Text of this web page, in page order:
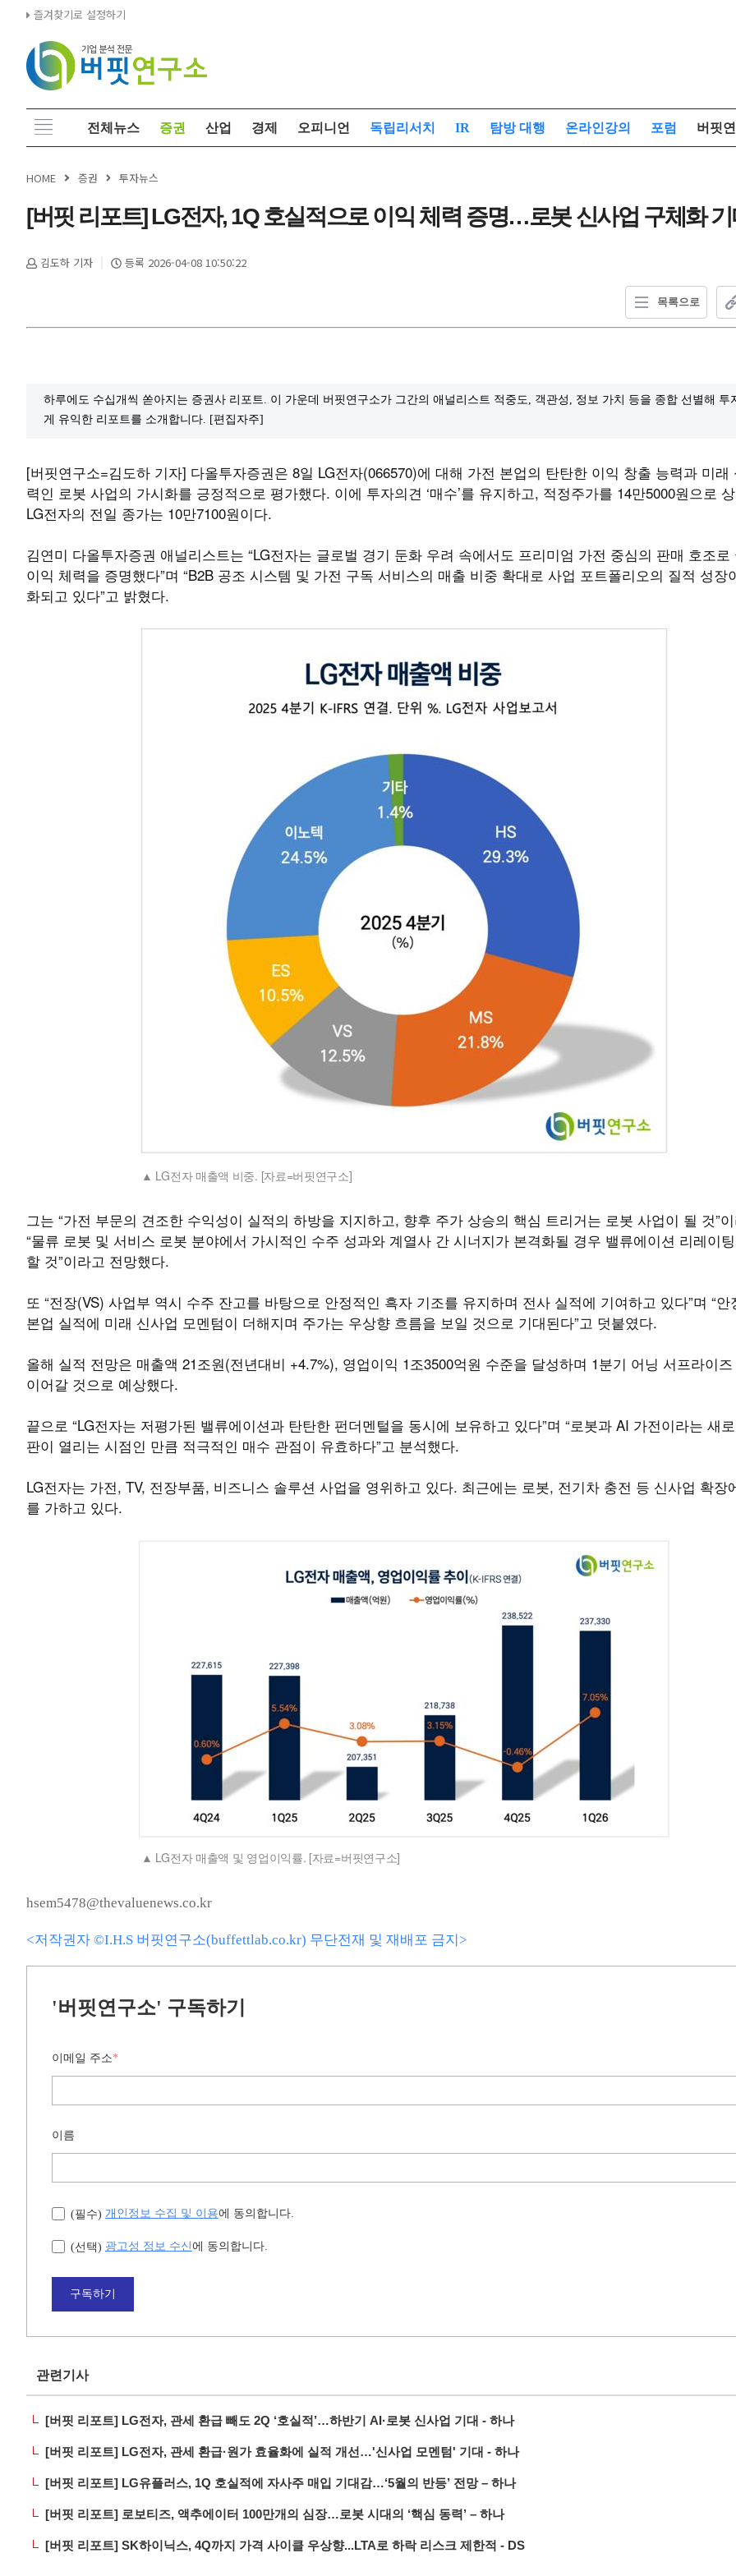
즐겨찾기로 설정하기
전체뉴스 증권 산업 경제 오피니언 독립리서치 IR 탐방 대행 온라인강의 포럼 버핏
HOME 증권 투자뉴스
[버핏 리포트] LG전자, 1Q 호실적으로 이익 체력 증명…로봇 신사업 구체화
김도하 기자 등록 2026-04-08 10:50:22
목록으로
하루에도 수십개씩 쏟아지는 증권사 리포트. 이 가운데 버핏연구소가 그간의 애널리스트 적중도, 객관성, 정보 가치 등을 종합 선별해 투
게 유익한 리포트를 소개합니다. [편집자주]
[버핏연구소=김도하 기자] 다올투자증권은 8일 LG전자(066570)에 대해 가전 본업의 탄탄한 이익 창출 능력과 미래
력인 로봇 사업의 가시화를 긍정적으로 평가했다. 이에 투자의견 ‘매수’를 유지하고, 적정주가를 14만5000원으로
LG전자의 전일 종가는 10만7100원이다.
김연미 다올투자증권 애널리스트는 “LG전자는 글로벌 경기 둔화 우려 속에서도 프리미엄 가전 중심의 판매 호조로
이익 체력을 증명했다”며 “B2B 공조 시스템 및 가전 구독 서비스의 매출 비중 확대로 사업 포트폴리오의 질적 성장
화되고 있다”고 밝혔다.
LG전자 매출액 비중. [자료=버핏연구소]
그는 “가전 부문의 견조한 수익성이 실적의 하방을 지지하고, 향후 주가 상승의 핵심 트리거는 로봇 사업이 될 것”
“물류 로봇 및 서비스 로봇 분야에서 가시적인 수주 성과와 계열사 간 시너지가 본격화될 경우 밸류에이션 리레이
할 것”이라고 전망했다.
또 “전장(VS) 사업부 역시 수주 잔고를 바탕으로 안정적인 흑자 기조를 유지하며 전사 실적에 기여하고 있다”며 “안
본업 실적에 미래 신사업 모멘텀이 더해지며 주가는 우상향 흐름을 보일 것으로 기대된다”고 덧붙였다.
올해 실적 전망은 매출액 21조원(전년대비 +4.7%), 영업이익 1조3500억원 수준을 달성하며 1분기 어닝 서프라이
이어갈 것으로 예상했다.
끝으로 “LG전자는 저평가된 밸류에이션과 탄탄한 펀더멘털을 동시에 보유하고 있다”며 “로봇과 AI 가전이라는 새
판이 열리는 시점인 만큼 적극적인 매수 관점이 유효하다”고 분석했다.
LG전자는 가전, TV, 전장부품, 비즈니스 솔루션 사업을 영위하고 있다. 최근에는 로봇, 전기차 충전 등 신사업 확장
를 가하고 있다.
LG전자 매출액 및 영업이익률. [자료=버핏연구소]
hsem5478@thevaluenews.co.kr
<저작권자 ©I.H.S 버핏연구소(buffettlab.co.kr) 무단전재 및 재배포 금지>
'버핏연구소' 구독하기
이메일 주소*
이름
(필수) 개인정보 수집 및 이용에 동의합니다.
(선택) 광고성 정보 수신에 동의합니다.
구독하기
관련기사
[버핏 리포트] LG전자, 관세 환급 빼도 2Q ‘호실적’…하반기 AI·로봇 신사업 기대 - 하나
[버핏 리포트] LG전자, 관세 환급·원가 효율화에 실적 개선…'신사업 모멘텀' 기대 - 하나
[버핏 리포트] LG유플러스, 1Q 호실적에 자사주 매입 기대감…‘5월의 반등’ 전망 – 하나
[버핏 리포트] 로보티즈, 액추에이터 100만개의 심장…로봇 시대의 ‘핵심 동력’ – 하나
[버핏 리포트] SK하이닉스, 4Q까지 가격 사이클 우상향...LTA로 하락 리스크 제한적 - DS